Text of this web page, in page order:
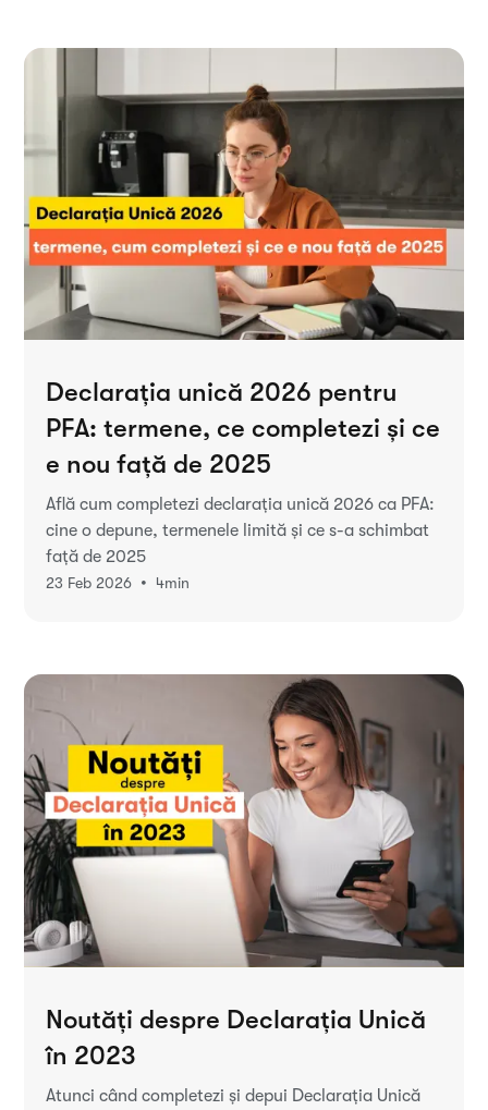
Declarația unică 2026 pentru
PFA: termene, ce completezi și ce
e nou față de 2025
Află cum completezi declarația unică 2026 ca PFA:
cine o depune, termenele limită și ce s-a schimbat
față de 2025
23 Feb 2026 • 4min
Noutăți despre Declarația Unică
în 2023
Atunci când completezi și depui Declarația Unică